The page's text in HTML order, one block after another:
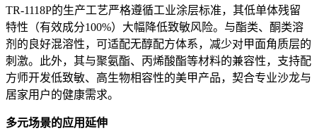
TR-1118P的生产工艺严格遵循工业涂层标准，其低单体残留
特性（有效成分100%）大幅降低致敏风险。与酯类、酮类溶
剂的良好混溶性，可适配无醇配方体系，减少对甲面角质层的
刺激。此外，其与聚氨酯、丙烯酸酯等材料的兼容性，支持配
方师开发低致敏、高生物相容性的美甲产品，契合专业沙龙与
居家用户的健康需求。
多元场景的应用延伸